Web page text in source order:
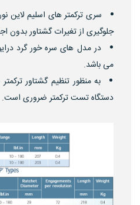
سری ترکمتر های اسلیم لاین
جلوگیری از تغیرات گشتاور بدون
می باشد.
به منظور تنظیم گشتاور
دستگاه تست ترکمتر ضروری است.